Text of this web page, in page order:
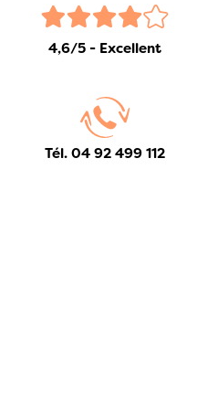
4,6/5 - Excellent
Tél. 04 92 499 112